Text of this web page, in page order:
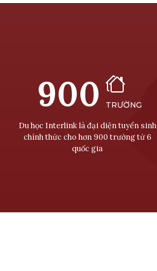
900 TRƯỜNG
Du học Interlink là đại diện tuyển sinh
chính thức cho hơn 900 trường từ 6
quốc gia